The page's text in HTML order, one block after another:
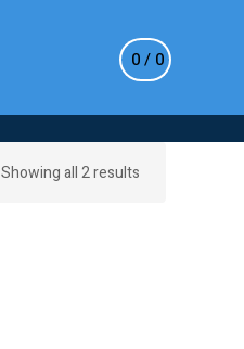
0 0
Showing all 2 results